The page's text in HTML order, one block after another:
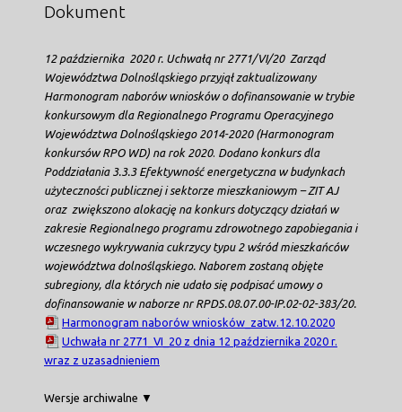
Dokument
12 października 2020 r. Uchwałą nr 2771/VI/20 Zarząd
Województwa Dolnośląskiego przyjął zaktualizowany
Harmonogram naborów wniosków o dofinansowanie w trybie
konkursowym dla Regionalnego Programu Operacyjnego
Województwa Dolnośląskiego 2014-2020 (Harmonogram
konkursów RPO WD) na rok 2020. Dodano konkurs dla
Poddziałania 3.3.3 Efektywność energetyczna w budynkach
użyteczności publicznej i sektorze mieszkaniowym – ZIT AJ
oraz zwiększono alokację na konkurs dotyczący działań w
zakresie Regionalnego programu zdrowotnego zapobiegania i
wczesnego wykrywania cukrzycy typu 2 wśród mieszkańców
województwa dolnośląskiego. Naborem zostaną objęte
subregiony, dla których nie udało się podpisać umowy o
dofinansowanie w naborze nr RPDS.08.07.00-IP.02-02-383/20.
Harmonogram naborów wniosków_zatw.12.10.2020
Uchwała nr 2771_VI_20 z dnia 12 października 2020 r.
wraz z uzasadnieniem
Wersje archiwalne ▼